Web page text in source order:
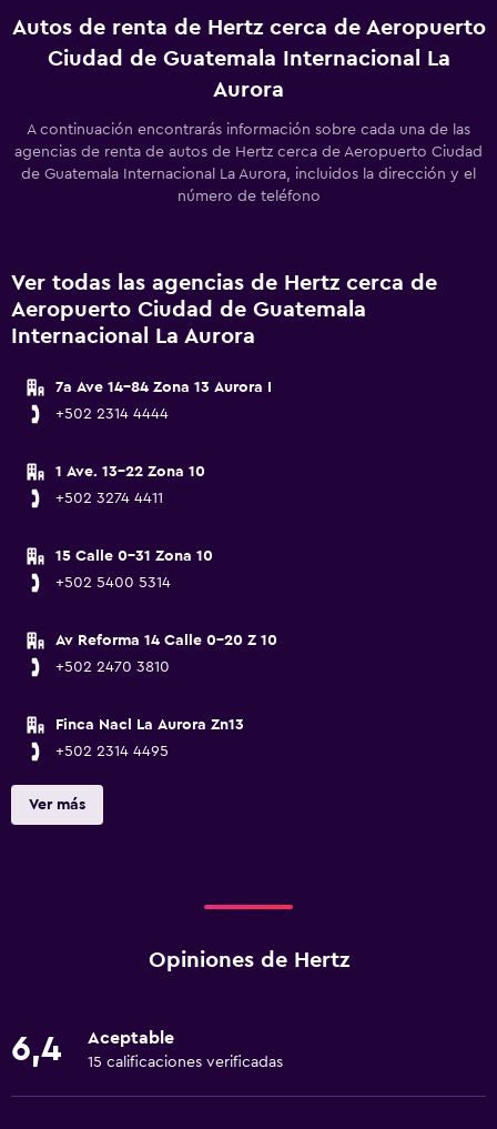
Autos de renta de Hertz cerca de Aeropuerto
Ciudad de Guatemala Internacional La
Aurora
A continuación encontrarás información sobre cada una de las
agencias de renta de autos de Hertz cerca de Aeropuerto Ciudad
de Guatemala Internacional La Aurora, incluidos la dirección y el
número de teléfono
Ver todas las agencias de Hertz cerca de
Aeropuerto Ciudad de Guatemala
Internacional La Aurora
7a Ave 14-84 Zona 13 Aurora I
+502 2314 4444
1 Ave. 13-22 Zona 10
+502 3274 4411
15 Calle 0-31 Zona 10
+502 5400 5314
Av Reforma 14 Calle 0-20 Z 10
+502 2470 3810
Finca Nacl La Aurora Zn13
+502 2314 4495
Ver más
Opiniones de Hertz
6,4 Aceptable
15 calificaciones verificadas